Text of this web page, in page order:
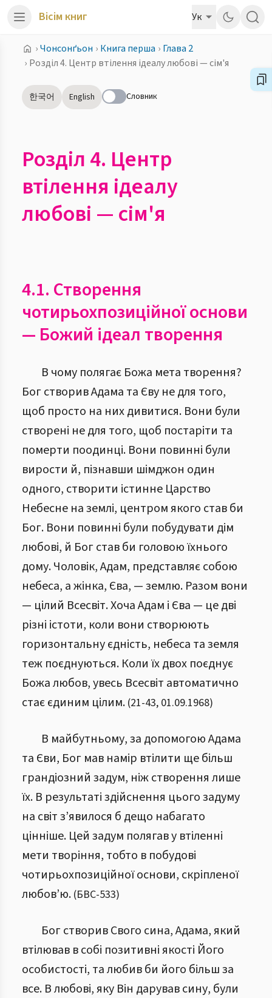
Вісім книг Ук
›Чонсонґьон › Книга перша › Глава 2
› Розділ 4. Центр втілення ідеалу любові — сім'я
한국어 English Словник
Розділ 4. Центр
втілення ідеалу
любові — сім'я
4.1. Створення
чотирьохпозиційної основи
— Божий ідеал творення
В чому полягає Божа мета творення?
Бог створив Адама та Єву не для того,
щоб просто на них дивитися. Вони були
створені не для того, щоб постаріти та
померти поодинці. Вони повинні були
вирости й, пізнавши шімджон один
одного, створити істинне Царство
Небесне на землі, центром якого став би
Бог. Вони повинні були побудувати дім
любові, й Бог став би головою їхнього
дому. Чоловік, Адам, представляє собою
небеса, а жінка, Єва, — землю. Разом вони
— цілий Всесвіт. Хоча Адам і Єва — це дві
різні істоти, коли вони створюють
горизонтальну єдність, небеса та земля
теж поєднуються. Коли їх двох поєднує
Божа любов, увесь Всесвіт автоматично
стає єдиним цілим. (21-43, 01.09.1968)
В майбутньому, за допомогою Адама
та Єви, Бог мав намір втілити ще більш
грандіозний задум, ніж створення лише
їх. В результаті здійснення цього задуму
на світ з’явилося б дещо набагато
цінніше. Цей задум полягав у втіленні
мети творіння, тобто в побудові
чотирьохпозиційної основи, скріпленої
любов’ю. (БВС-533)
Бог створив Свого сина, Адама, який
втілював в собі позитивні якості Його
особистості, та любив би його більш за
все. В любові, яку Він дарував сину, були